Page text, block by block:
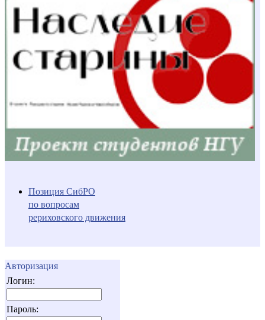
Позиция СибРО
по вопросам
рериховского движения
Авторизация
Логин:
Пароль: